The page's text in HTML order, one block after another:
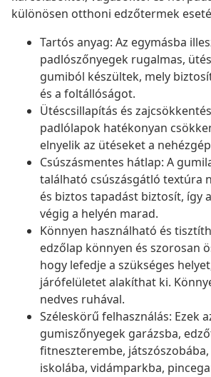
különösen otthoni edzőtermek
Tartós anyag: Az egymásba
padlószőnyegek rugalmas,
gumiból készültek, mely
és a foltállóságot.
Ütéscsillapítás és
padlólapok hatékonyan
elnyelik az ütéseket a
Csúszásmentes hátlap: A
található csúszásgátló textúra
és biztos tapadást biztosít, így
végig a helyén marad.
Könnyen használható és
edzőlap könnyen és szorosan
hogy lefedje a szükséges
járófelületet alakíthat ki.
nedves ruhával.
Széleskörű felhasználás: Ezek
gumiszőnyegek garázsba,
fitneszterembe,
iskolába, vidámparkba,